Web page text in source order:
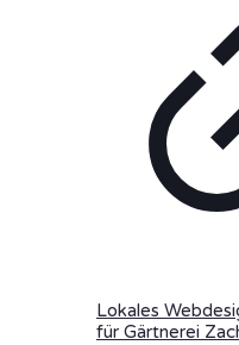
Lokales
für Gärtnerei